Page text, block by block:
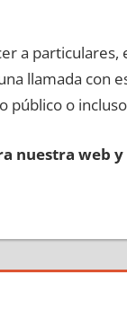
а particulares,
llamada сοn
ο
nuestra web